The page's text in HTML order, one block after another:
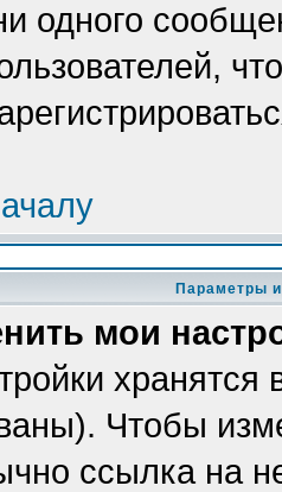
одного
Параметры
мои
Чтобы
ссылка на